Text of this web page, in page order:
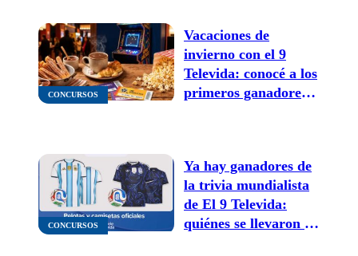
CONCURSOS
Vacaciones de
invierno con el 9
Televida: conocé a los
primeros ganadores
CONCURSOS
Ya hay ganadores de
la trivia mundialista
de El 9 Televida:
quiénes se llevaron la